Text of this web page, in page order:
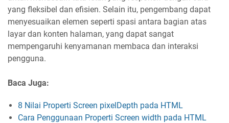
yang fleksibel dan efisien. Selain itu, pengembang dapat
menyesuaikan elemen seperti spasi antara bagian atas
layar dan konten halaman, yang dapat sangat
mempengaruhi kenyamanan membaca dan interaksi
pengguna.
Baca Juga:
8 Nilai Properti Screen pixelDepth pada HTML
Cara Penggunaan Properti Screen width pada HTML